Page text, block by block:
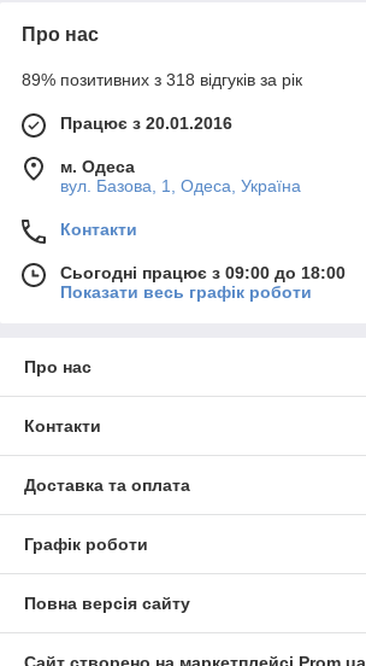
Про нас
89% позитивних з 318 відгуків за рік
Працює з 20.01.2016
м. Одеса
вул. Базова, 1, Одеса, Україна
Контакти
Сьогодні працює з 09:00 до 18:00
Показати весь графік роботи
Про нас
Контакти
Доставка та оплата
Графік роботи
Повна версія сайту